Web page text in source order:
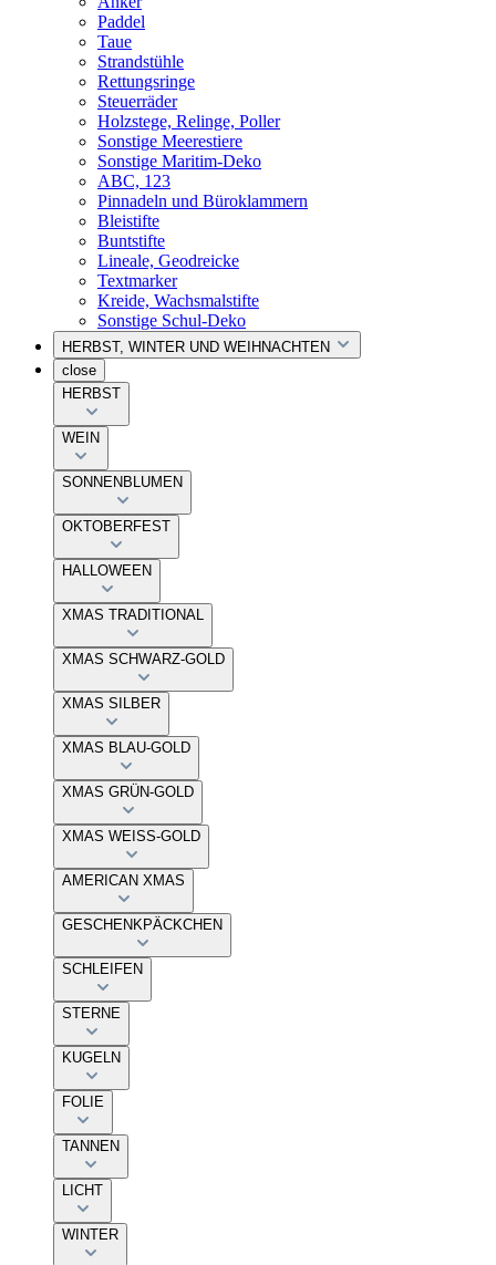
Paddel
Taue
Strandstühle
Rettungsringe
Steuerräder
Holzstege, Relinge, Poller
Sonstige Meerestiere
Sonstige Maritim-Deko
ABC, 123
Pinnadeln und Büroklammern
Bleistifte
Buntstifte
Lineale, Geodreicke
Textmarker
Kreide, Wachsmalstifte
Sonstige Schul-Deko
HERBST, WINTER UND WEIHNACHTEN
close
HERBST
WEIN
SONNENBLUMEN
OKTOBERFEST
HALLOWEEN
XMAS TRADITIONAL
XMAS SCHWARZ-GOLD
XMAS SILBER
XMAS BLAU-GOLD
XMAS GRÜN-GOLD
XMAS WEISS-GOLD
AMERICAN XMAS
GESCHENKPÄCKCHEN
SCHLEIFEN
STERNE
KUGELN
FOLIE
TANNEN
LICHT
WINTER